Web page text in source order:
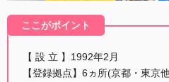
ここがポイント
【 設 立 】1992年2月
【登録拠点】6ヵ所(京都・東京